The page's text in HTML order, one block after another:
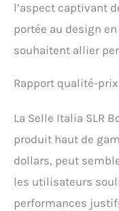
l’aspect captivant
portée au design
souhaitent allier
Rapport qualité-prix
La Selle Italia SLR
produit haut de
dollars, peut
les utilisateurs
performances